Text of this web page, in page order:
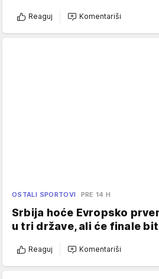
Reaguj Komentariši
OSTALI SPORTOVI PRE 14 H
Srbija hoće Evropsko
u tri države, ali će finale
Reaguj Komentariši